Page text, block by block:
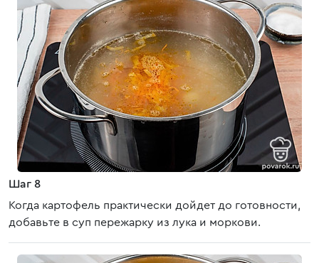
Шаг 8
Когда картофель практически дойдет до готовности,
добавьте в суп пережарку из лука и моркови.